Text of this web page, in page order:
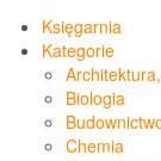
Księgarnia
Kategorie
Biologia
Chemia